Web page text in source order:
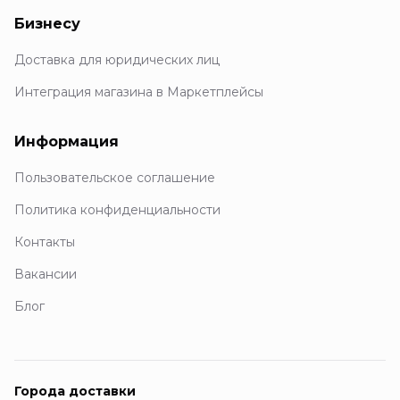
Бизнесу
Доставка для юридических лиц
Интеграция магазина в Маркетплейсы
Информация
Пользовательское соглашение
Политика конфиденциальности
Контакты
Вакансии
Блог
Города доставки